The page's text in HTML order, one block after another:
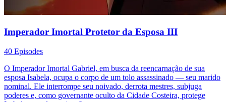
Imperador Imortal Protetor da Esposa III
40 Episodes
O Imperador Imortal Gabriel, em busca da reencarnação de sua
esposa Isabela, ocupa o corpo de um tolo assassinado — seu marido
nominal. Ele interrompe seu noivado, derrota mestres, subjuga
poderes e, como governante oculto da Cidade Costeira, protege